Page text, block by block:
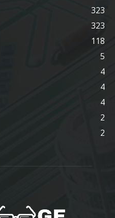
323
323
118
5
4
4
4
2
2